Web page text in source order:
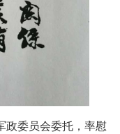
委员会委托，率慰